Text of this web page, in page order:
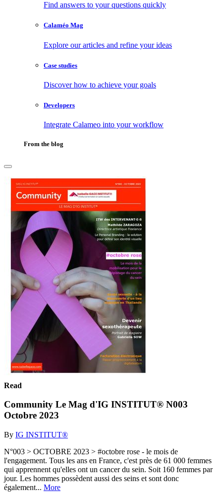
Find answers to your questions quickly
Calaméo Mag
Explore our articles and refine your ideas
Case studies
Discover how to achieve your goals
Developers
Integrate Calameo into your workflow
From the blog
Read
Community Le Mag d'IG INSTITUT® N003
Octobre 2023
By IG INSTITUT®
N°003 > OCTOBRE 2023 > #octobre rose - le mois de
l'engagement. Tous les ans en France, c'est près de 61 000 femmes
qui apprennent qu'elles ont un cancer du sein. Soit 160 femmes par
jour. Les hommes possèdent aussi des seins et sont donc
également... More